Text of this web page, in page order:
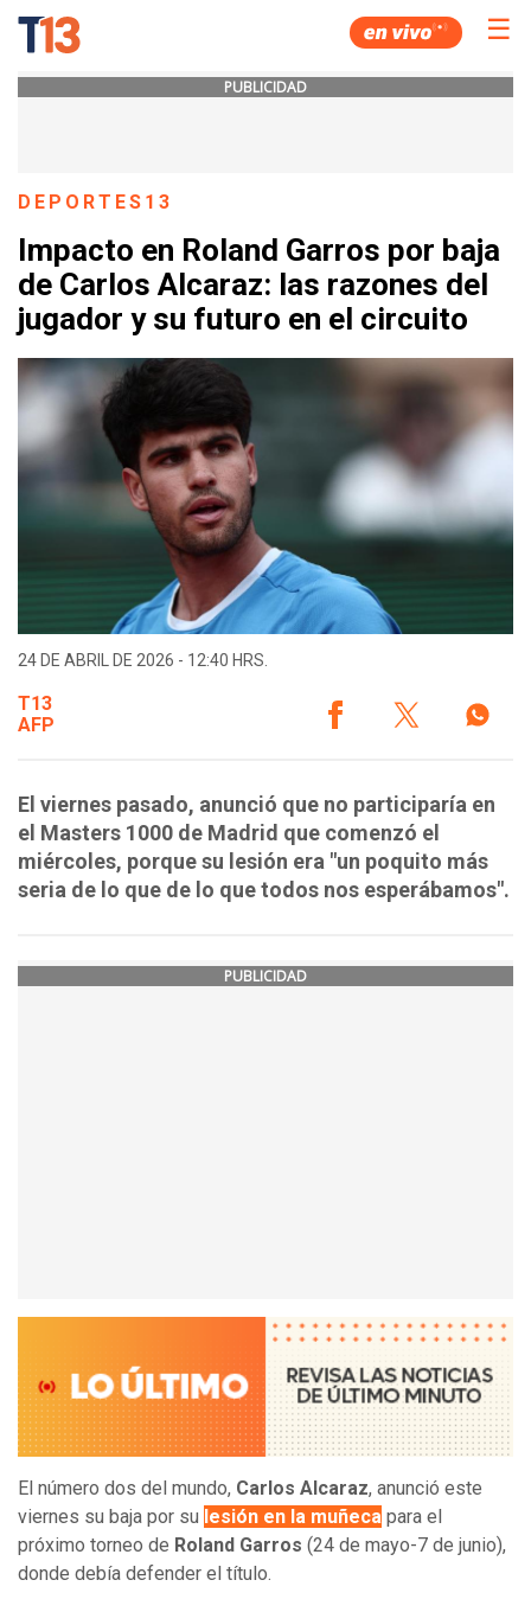
☰
PUBLICIDAD
DEPORTES13
Impacto en Roland Garros por baja
de Carlos Alcaraz: las razones del
jugador y su futuro en el circuito
24 DE ABRIL DE 2026 - 12:40 HRS.
T13
AFP
El viernes pasado, anunció que no participaría en
el Masters 1000 de Madrid que comenzó el
miércoles, porque su lesión era "un poquito más
seria de lo que de lo que todos nos esperábamos".
PUBLICIDAD
El número dos del mundo, Carlos Alcaraz, anunció este
viernes su baja por su lesión en la muñeca para el
próximo torneo de Roland Garros (24 de mayo-7 de junio),
donde debía defender el título.